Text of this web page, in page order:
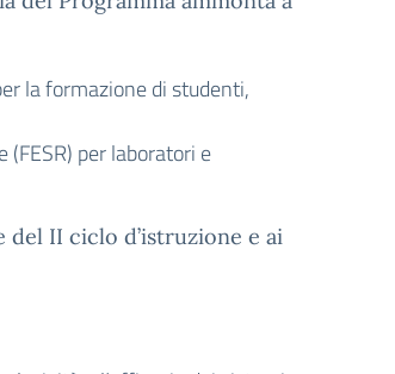
la formazione di studenti,
per laboratori e
del II ciclo d’istruzione e ai